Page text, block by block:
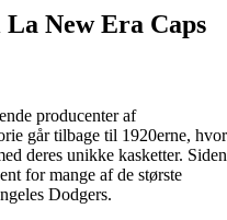
New Era Caps
producenter af
går tilbage til 1920erne, hvor
deres unikke kasketter. Siden
for mange af de største
Dodgers.